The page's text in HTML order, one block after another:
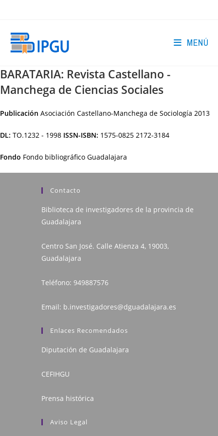
MENÚ
BARATARIA: Revista Castellano -
Manchega de Ciencias Sociales
Publicación Asociación Castellano-Manchega de Sociología 2013
DL: TO.1232 - 1998 ISSN-ISBN: 1575-0825 2172-3184
Fondo Fondo bibliográfico Guadalajara
Contacto
Biblioteca de investigadores de la provincia de
Guadalajara
Centro San José. Calle Atienza 4, 19003,
Guadalajara
Teléfono: 949887576
Email: b.investigadores@dguadalajara.es
Enlaces Recomendados
Diputación de Guadalajara
CEFIHGU
Prensa histórica
Aviso Legal